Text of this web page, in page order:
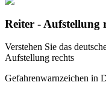
Reiter - Aufstellung
Verstehen Sie das
Aufstellung rechts
Gefahrenwarnzeichen in